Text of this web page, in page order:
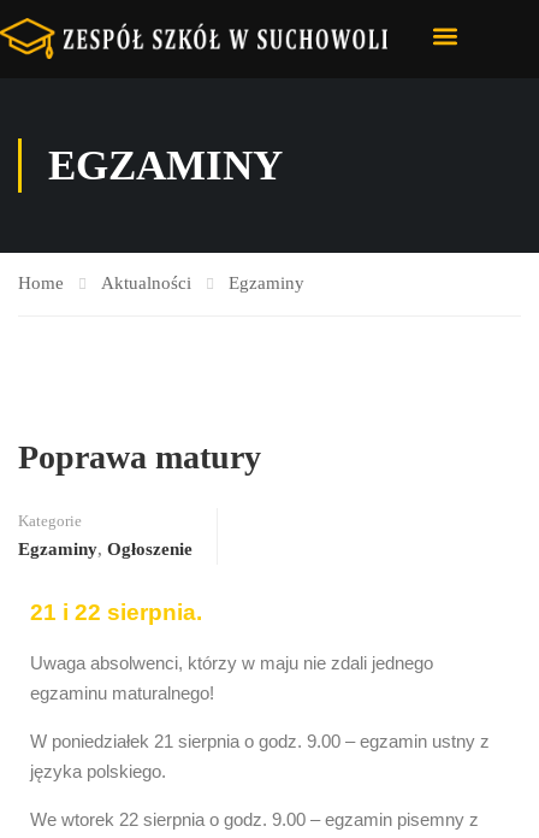
EGZAMINY
Home Aktualności Egzaminy
Poprawa matury
Kategorie
Egzaminy, Ogłoszenie
21 i 22 sierpnia.
Uwaga absolwenci, którzy w maju nie zdali jednego
egzaminu maturalnego!
W poniedziałek 21 sierpnia o godz. 9.00 – egzamin ustny z
języka polskiego.
We wtorek 22 sierpnia o godz. 9.00 – egzamin pisemny z